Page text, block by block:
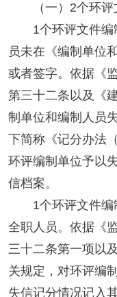
（一）2个环评
1个环评文件编
员未在《编制单位
或者签字。依据《
第三十二条以及《
制单位和编制人员
下简称《记分办法
环评编制单位予以
信档案。
1个环评文件编
全职人员。依据《
三十二条第一项以
关规定，对环评编
失信记分情况记入